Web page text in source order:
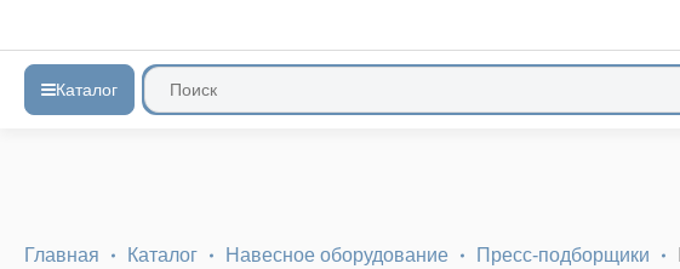
Каталог
Главная Каталог Навесное оборудование Пресс-подборщики